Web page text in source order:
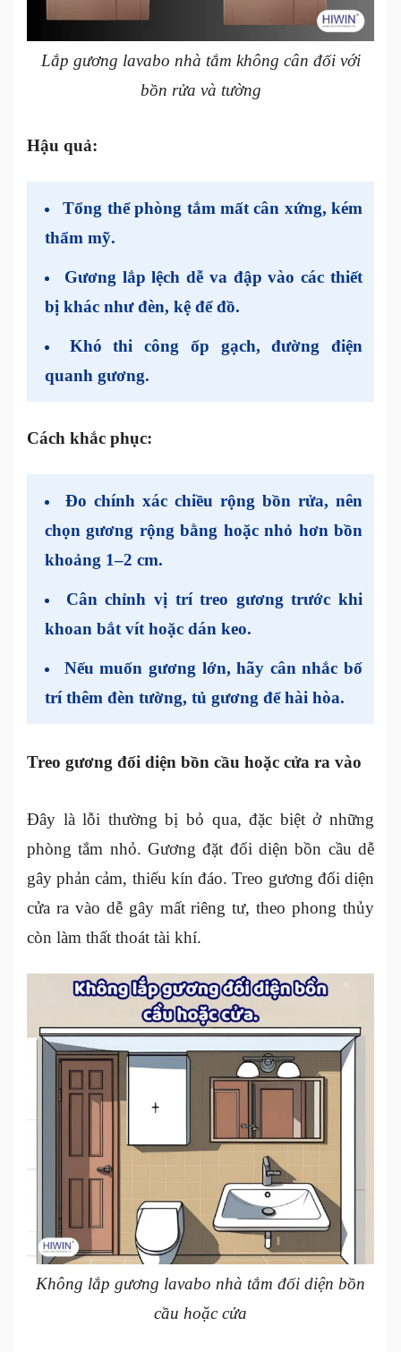
Lắp gương lavabo nhà tắm không cân đối với
bồn rửa và tường
Hậu quả:
Tổng thể phòng tắm mất cân xứng, kém
thẩm mỹ.
Gương lắp lệch dễ va đập vào các thiết
bị khác như đèn, kệ để đồ.
Khó thi công ốp gạch, đường điện
quanh gương.
Cách khắc phục:
Đo chính xác chiều rộng bồn rửa, nên
chọn gương rộng bằng hoặc nhỏ hơn bồn
khoảng 1–2 cm.
Cân chỉnh vị trí treo gương trước khi
khoan bắt vít hoặc dán keo.
Nếu muốn gương lớn, hãy cân nhắc bố
trí thêm đèn tường, tủ gương để hài hòa.
Treo gương đối diện bồn cầu hoặc cửa ra vào
Đây là lỗi thường bị bỏ qua, đặc biệt ở những
phòng tắm nhỏ. Gương đặt đối diện bồn cầu dễ
gây phản cảm, thiếu kín đáo. Treo gương đối diện
cửa ra vào dễ gây mất riêng tư, theo phong thủy
còn làm thất thoát tài khí.
Không lắp gương lavabo nhà tắm đối diện bồn
cầu hoặc cửa